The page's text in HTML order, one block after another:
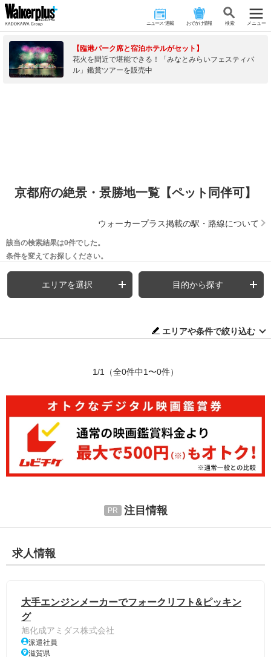
ニュース･連載 おでかけ情報 検 索 メニュー
【臨港パーク席と宿泊ホテルがセット】
花火を間近で堪能できる！「みなとみらいフェスティバ
ル」鑑賞ツアーを販売中
京都府の絶景・景勝地一覧【ペット同伴可】
ウォーカープラス掲載の駅・路線について
該当の検索結果は0件でした。
条件を変えてお探しください。
エリアを選択 目的から探す
エリアや条件で絞り込む
1/1 （全0件中1〜0件）
注目情報
求人情報
大手エンジンメーカーでフォークリフト&ピッキン
グ
旭化成アミダス株式会社
派遣社員
滋賀県